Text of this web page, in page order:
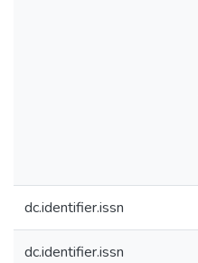
dc.identifier.issn
dc.identifier.issn